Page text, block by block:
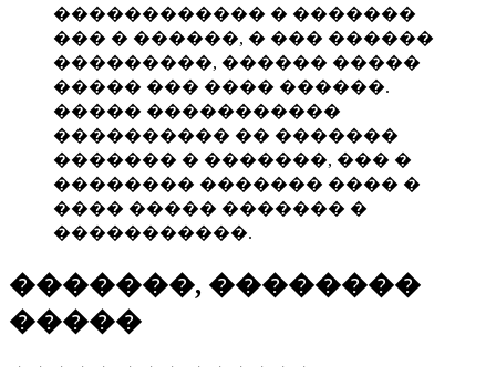
������������ � �������
��� � ������, � ��� ������
���������, ������ �����
����� ��� ���� ������.
����� �����������
���������� �� �������
������� � �������, ��� �
�������� ������� ���� �
���� ����� ������� �
�����������.
�������, ��������
�����